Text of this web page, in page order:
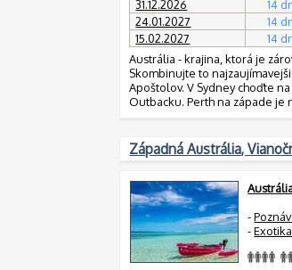
31.12.2026
14
24.01.2027
14
15.02.2027
14
Austrália - krajina, ktorá je
Skombinujte to
Apoštolov. V Sydney choďte
Outbacku. Perth na západe je
Západná Austrália,
-
-Exotika